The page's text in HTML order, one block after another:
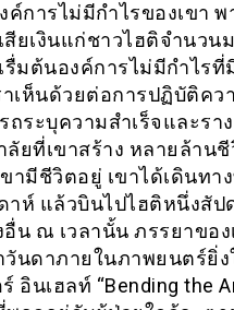
ค์การไม่มีกำไรของเขา
สียเงินแก่ชาวไฮติจำนวน
รื่มต้นองค์การไม่มีกำไร
าเห็นด้วยต่อการปฏิบัติคว
ถระบุความสำเร็จและรา
ลัยที่เขาสร้าง หลายล้าน
ามีชีวิตอยู่ เขาได้เดินทา
าห์ แล้วบินไปไฮติหนึ่งสั
อื่น ณ เวลานั้น ภรรยาขอ
วันดาภายในภาพยนตร์ยิ่
อินเฮลท์ “Bending the